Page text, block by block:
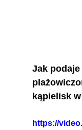
Jak
kąpielisk
https://